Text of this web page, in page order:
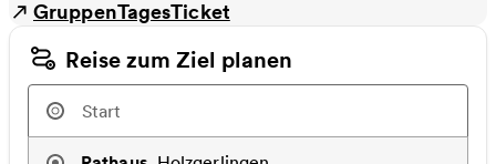
GruppenTagesTicket
Reise zum Ziel planen